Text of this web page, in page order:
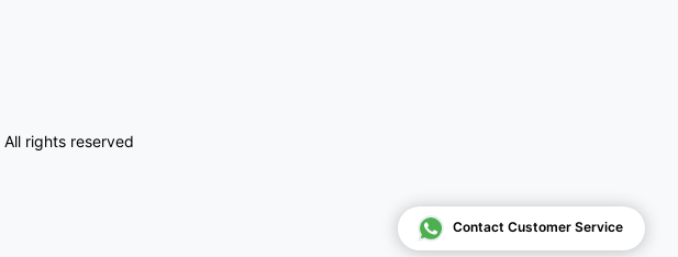
Contact Customer Service
All rights reserved